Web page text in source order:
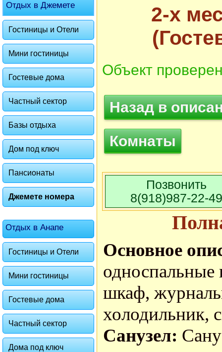
Отдых в Джемете
Гостиницы и Отели
Мини гостиницы
Гостевые дома
Частный сектор
Базы отдыха
Дом под ключ
Пансионаты
Джемете номера
Отдых в Анапе
Гостиницы и Отели
Мини гостиницы
Гостевые дома
Частный сектор
Дома под ключ
2-х
Объект
Назад в
Комнаты
Фото 3 из 5. Категория Комнаты:
Позвонить
8(918)987-22-49
Основное
односпальные
шкаф,
холодильник,
Санузел: